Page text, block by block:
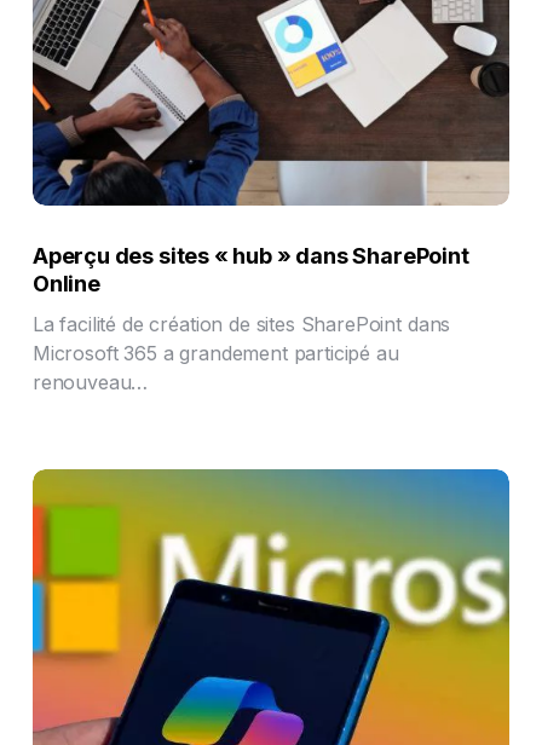
Aperçu des sites « hub » dans SharePoint
Online
La facilité de création de sites SharePoint dans
Microsoft 365 a grandement participé au
renouveau…